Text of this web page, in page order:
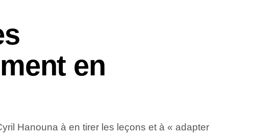
en
Hanouna à en tirer les leçons et à « adapter